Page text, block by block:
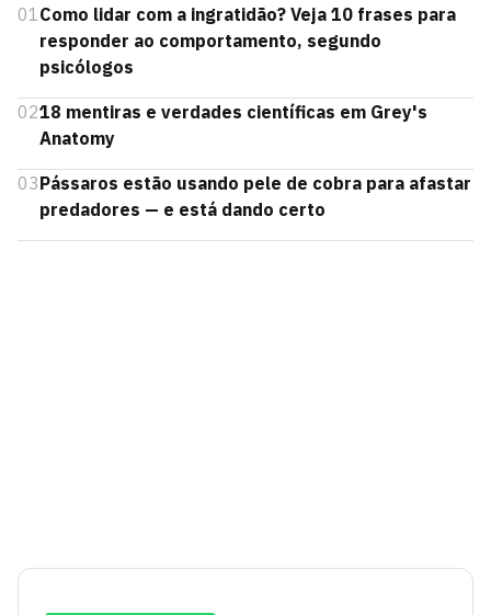
01Como lidar com a ingratidão? Veja 10 frases para
responder ao comportamento, segundo
psicólogos
0218 mentiras e verdades científicas em Grey's
Anatomy
03Pássaros estão usando pele de cobra para afastar
predadores — e está dando certo